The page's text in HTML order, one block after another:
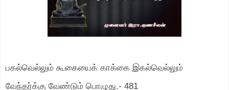
பகல்வெல்லும் கூகையைக் காக்கை இகல்வெல்லும்
வேந்தர்க்கு வேண்டும் பொழுது.- 481